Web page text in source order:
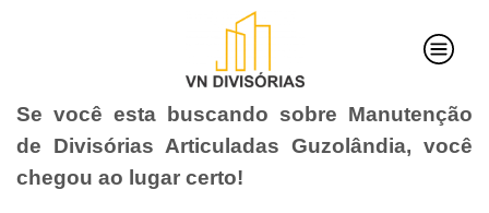
Se você esta buscando sobre Manutenção
de Divisórias Articuladas Guzolândia, você
chegou ao lugar certo!